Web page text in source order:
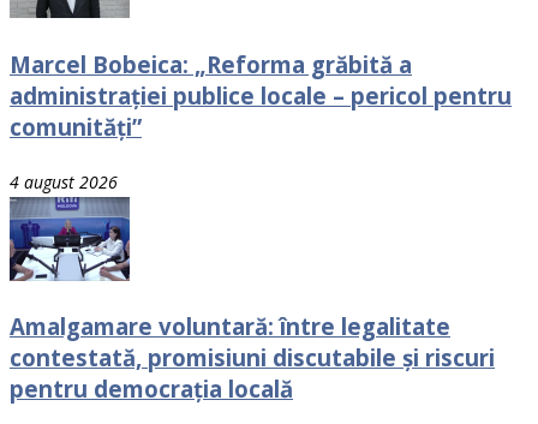
Marcel Bobeica: „Reforma grăbită a
administrației publice locale – pericol pentru
comunități”
4 august 2026
Amalgamare voluntară: între legalitate
contestată, promisiuni discutabile și riscuri
pentru democrația locală